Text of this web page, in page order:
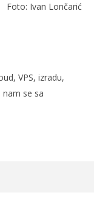
Foto: Ivan Lončarić
VPS, izradu,
se sa